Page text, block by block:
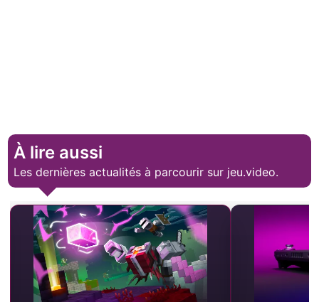
À lire aussi
Les dernières actualités à parcourir sur jeu.video.